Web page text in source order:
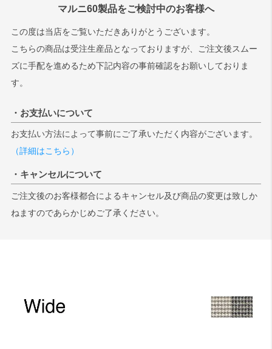
マルニ60製品をご検討中のお客様へ
この度は当店をご覧いただきありがとうございます。
こちらの商品は受注生産品となっておりますが、ご注文後スムー
ズに手配を進めるため下記内容の事前確認をお願いしておりま
す。
・お支払いについて
お支払い方法によって事前にご了承いただく内容がございます。
（詳細はこちら）
・キャンセルについて
ご注文後のお客様都合によるキャンセル及び商品の変更は致しか
ねますのであらかじめご了承ください。